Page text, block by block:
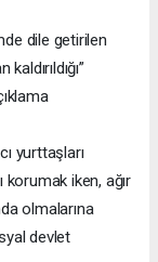
dile getirilen
yurttaşları
korumak iken, ağır
olmalarına
devlet